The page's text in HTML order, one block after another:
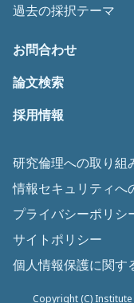
過去の採択テーマ
お問合わせ
論文検索
採用情報
研究倫理への取り組
情報セキュリティへ
プライバシーポリシ
サイトポリシー
個人情報保護に関す
Copyright (C)